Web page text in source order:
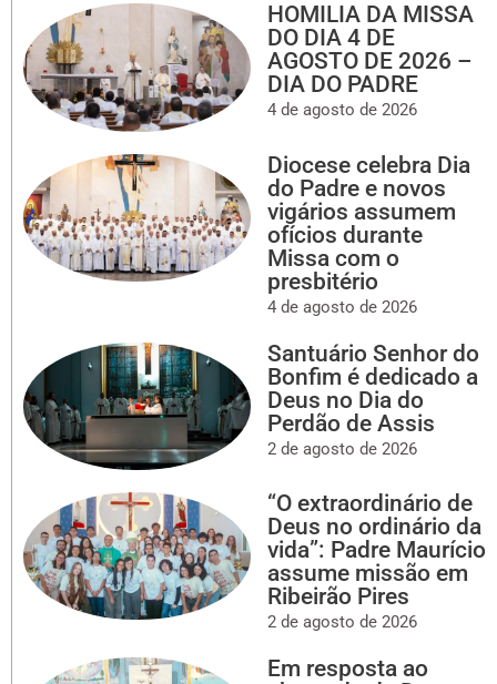
HOMILIA DA MISSA
DO DIA 4 DE
AGOSTO DE 2026 –
DIA DO PADRE
4 de agosto de 2026
Diocese celebra Dia
do Padre e novos
vigários assumem
ofícios durante
Missa com o
presbitério
4 de agosto de 2026
Santuário Senhor do
Bonfim é dedicado a
Deus no Dia do
Perdão de Assis
2 de agosto de 2026
“O extraordinário de
Deus no ordinário da
vida”: Padre Maurício
assume missão em
Ribeirão Pires
2 de agosto de 2026
Em resposta ao